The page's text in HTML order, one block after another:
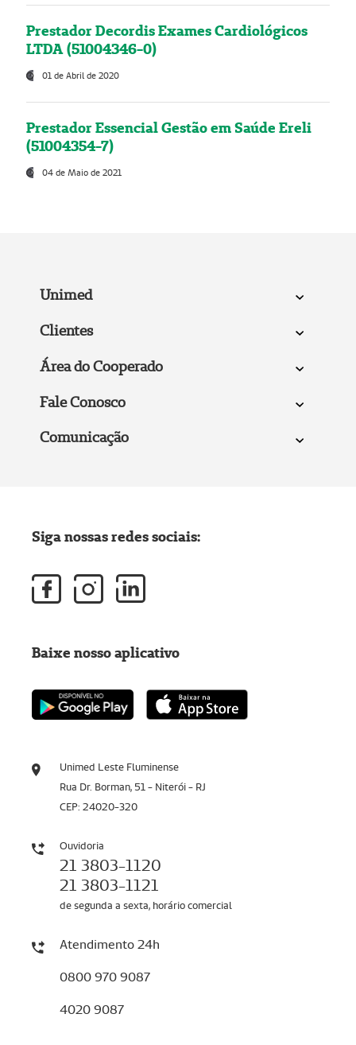
Prestador Decordis Exames Cardiológicos
LTDA (51004346-0)
01 de Abril de 2020
Prestador Essencial Gestão em Saúde Ereli
(51004354-7)
04 de Maio de 2021
Unimed
Clientes
Área do Cooperado
Fale Conosco
Comunicação
Unimed Leste Fluminense
Rua Dr. Borman, 51 - Niterói - RJ
CEP: 24020-320
Ouvidoria
21 3803-1120
21 3803-1121
de segunda a sexta, horário comercial
Atendimento 24h
0800 970 9087
4020 9087
Siga nossas redes sociais:
Baixe nosso aplicativo